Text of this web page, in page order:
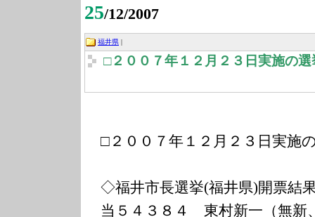
25/12/2007
福井県 |
□２００７年１２月２３日実施の
□２００７年１２月２３日実施
◇福井市長選挙(福井県)開票結
当５４３８４ 東村新一（無新